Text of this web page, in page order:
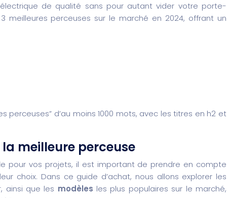
de qualité sans pour autant vider votre porte-
meilleures perceuses sur le marché en 2024, offrant un
perceuses” d’au moins 1000 mots, avec les titres en h2 et
meilleure perceuse
pour vos projets, il est important de prendre en compte
choix. Dans ce guide d’achat, nous allons explorer les
ainsi que les modèles les plus populaires sur le marché,